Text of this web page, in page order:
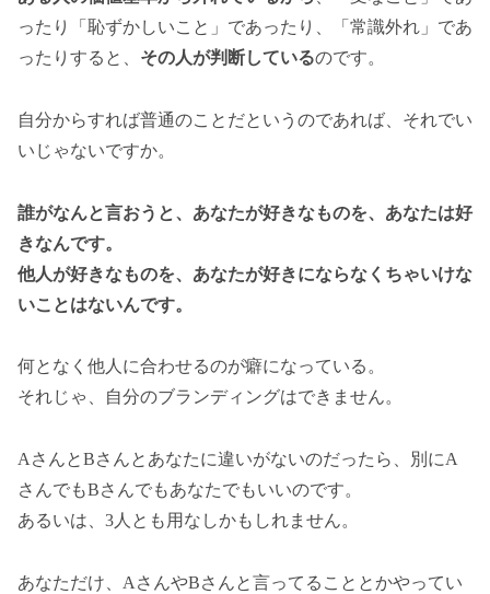
ったり「恥ずかしいこと」であったり、「常識外れ」であ
ったりすると、 その人が判断しているのです。
自分からすれば普通のことだというのであれば、それでい
いじゃないですか。
誰がなんと言おうと、あなたが好きなものを、あなたは好
きなんです。
他人が好きなものを、あなたが好きにならなくちゃいけな
いことはないんです。
何となく他人に合わせるのが癖になっている。
それじゃ、自分のブランディングはできません。
AさんとBさんとあなたに違いがないのだったら、別にA
さんでもBさんでもあなたでもいいのです。
あるいは、3人とも用なしかもしれません。
あなただけ、AさんやBさんと言ってることとかやってい